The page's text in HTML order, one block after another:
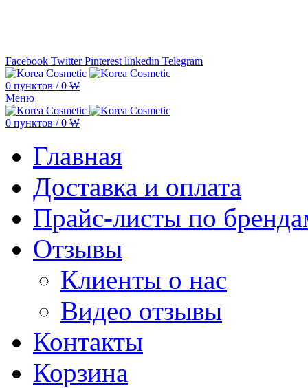
Facebook Twitter Pinterest linkedin Telegram
0 пунктов / 0 ₩
Меню
0 пунктов / 0 ₩
Главная
Доставка и оплата
Прайс-листы по
Отзывы
Клиенты о нас
Видео отзывы
Контакты
Корзина